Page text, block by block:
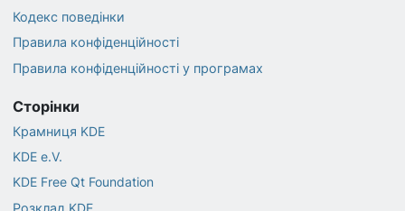
Кодекс поведінки
Правила конфіденційності
Правила конфіденційності у програмах
Сторінки
Крамниця KDE
KDE e.V.
KDE Free Qt Foundation
Розклад KDE